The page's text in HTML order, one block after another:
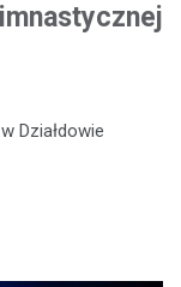
Działdowie